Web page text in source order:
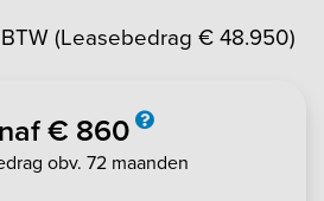
(Leasebedrag € 48.950)
€ 860
obv. 72 maanden